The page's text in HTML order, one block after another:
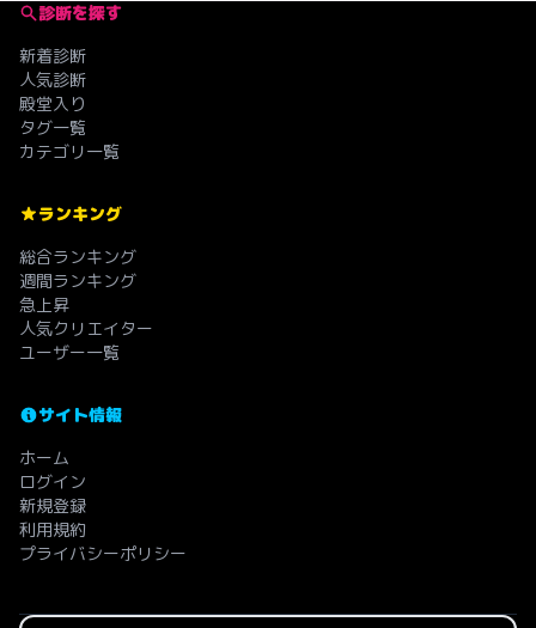
診断を探す
新着診断
人気診断
殿堂入り
タグ一覧
カテゴリ一覧
ランキング
総合ランキング
週間ランキング
急上昇
人気クリエイター
ユーザー一覧
サイト情報
ホーム
ログイン
新規登録
利用規約
プライバシーポリシー